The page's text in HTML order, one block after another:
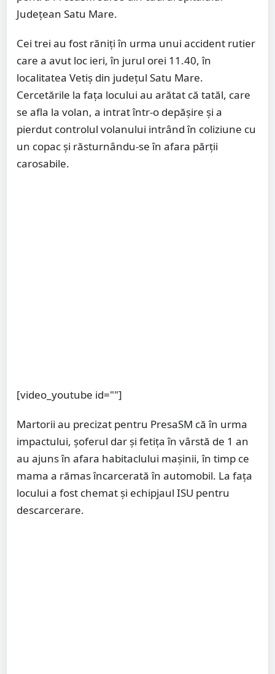
Județean Satu Mare.
Cei trei au fost răniți în urma unui accident rutier
care a avut loc ieri, în jurul orei 11.40, în
localitatea Vetiș din județul Satu Mare.
Cercetările la fața locului au arătat că tatăl, care
se afla la volan, a intrat într-o depășire și a
pierdut controlul volanului intrând în coliziune cu
un copac și răsturnându-se în afara părții
carosabile.
[video_youtube id=""]
Martorii au precizat pentru PresaSM că în urma
impactului, șoferul dar și fetița în vârstă de 1 an
au ajuns în afara habitaclului mașinii, în timp ce
mama a rămas încarcerată în automobil. La fața
locului a fost chemat și echipjaul ISU pentru
descarcerare.